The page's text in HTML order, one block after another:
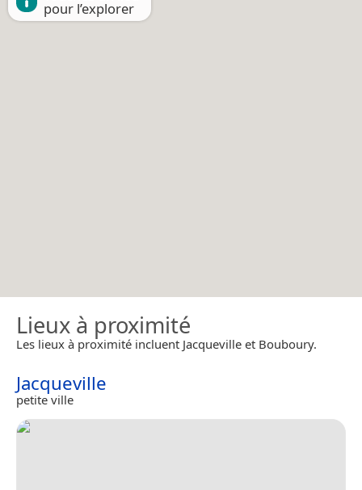
pour l’explorer
Lieux à proximité
Les lieux à proximité incluent Jacqueville et Bouboury.
Jacqueville
petite ville